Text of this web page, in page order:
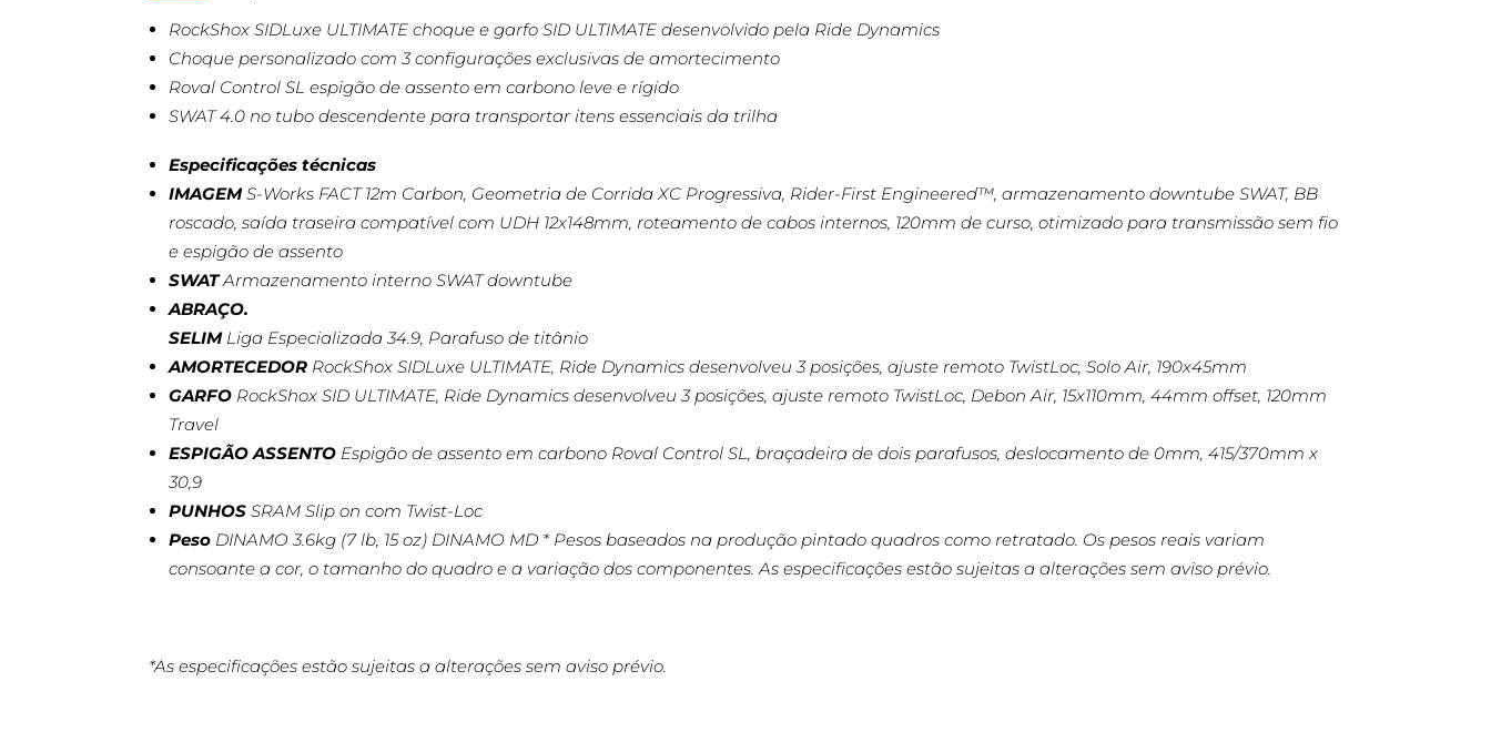
RockShox SIDLuxe ULTIMATE choque e garfo SID ULTIMATE desenvolvido pela Ride Dynamics
Choque personalizado com 3 configurações exclusivas de amortecimento
Roval Control SL espigão de assento em carbono leve e rígido
SWAT 4.0 no tubo descendente para transportar itens essenciais da trilha
Especificações técnicas
IMAGEMS-Works FACT 12m Carbon, Geometria de Corrida XC Progressiva, Rider-First Engineered™, armazenamento downtube SWAT, BB
roscado, saída traseira compatível com UDH 12x148mm, roteamento de cabos internos, 120mm de curso, otimizado para transmissão sem fio
e espigão de assento
SWATArmazenamento interno SWAT downtube
ABRAÇO.
SELIM Liga Especializada 34.9, Parafuso de titânio
AMORTECEDOR RockShox SIDLuxe ULTIMATE, Ride Dynamics desenvolveu 3 posições, ajuste remoto TwistLoc, Solo Air, 190x45mm
GARFO RockShox SID ULTIMATE, Ride Dynamics desenvolveu 3 posições, ajuste remoto TwistLoc, Debon Air, 15x110mm, 44mm offset, 120mm
Travel
ESPIGÃO ASSENTO Espigão de assento em carbono Roval Control SL, braçadeira de dois parafusos, deslocamento de 0mm, 415/370mm x
30,9
PUNHOS SRAM Slip on com Twist-Loc
Peso DINAMO 3.6kg (7 lb, 15 oz) DINAMO MD * Pesos baseados na produção pintado quadros como retratado. Os pesos reais variam
consoante a cor, o tamanho do quadro e a variação dos componentes. As especificações estão sujeitas a alterações sem aviso prévio.
*As especificações estão sujeitas a alterações sem aviso prévio.